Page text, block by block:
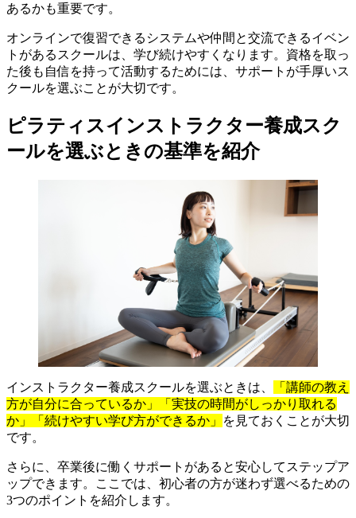
あるかも重要です。
オンラインで復習できるシステムや仲間と交流できるイベン
トがあるスクールは、学び続けやすくなります。資格を取っ
た後も自信を持って活動するためには、サポートが手厚いス
クールを選ぶことが大切です。
ピラティスインストラクター養成スク
ールを選ぶときの基準を紹介
インストラクター養成スクールを選ぶときは、
「講師の教え
方が自分に合っているか」「実技の時間がしっかり取れる
か」「続けやすい学び方ができるか」
を見ておくことが大切
です。
さらに、卒業後に働くサポートがあると安心してステップア
ップできます。ここでは、初心者の方が迷わず選べるための
3つのポイントを紹介します。